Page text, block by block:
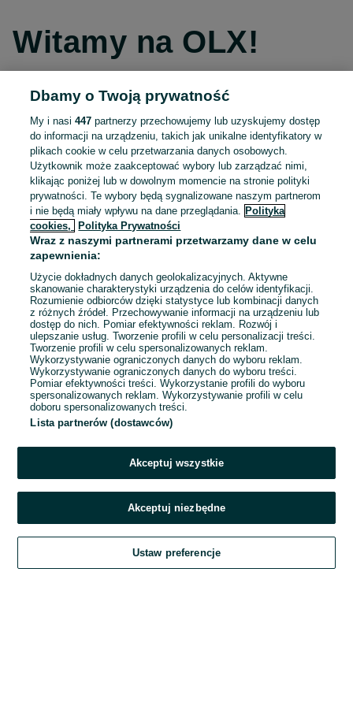
Witamy na OLX!
Kontynuuj przez Facebooka
Kontynuuj przez konto Apple
Kontynuuj przez konto Google
LUB
E-mail
Hasło
Zaloguj się
Kontynuując za pośrednictwem jednego z dostawców wskazanych powyżej,
OLX.pl w jego aktualnym brzmieniu.
Dbamy o Twoją prywatność
My i nasi447 partnerzy przechowujemy lub uzyskujemy dostęp
do informacji na urządzeniu, takich jak unikalne identyfikatory w
plikach cookie w celu przetwarzania danych osobowych.
Użytkownik może zaakceptować wybory lub zarządzać nimi,
klikając poniżej lub w dowolnym momencie na stronie polityki
prywatności. Te wybory będą sygnalizowane naszym partnerom
i nie będą miały wpływu na dane przeglądania.
Polityka
cookies,
Polityka Prywatności
Wraz z naszymi partnerami przetwarzamy dane w celu
zapewnienia:
Użycie dokładnych danych geolokalizacyjnych. Aktywne
skanowanie charakterystyki urządzenia do celów identyfikacji.
Rozumienie odbiorców dzięki statystyce lub kombinacji danych
z różnych źródeł. Przechowywanie informacji na urządzeniu lub
dostęp do nich. Pomiar efektywności reklam. Rozwój i
ulepszanie usług. Tworzenie profili w celu personalizacji treści.
Tworzenie profili w celu spersonalizowanych reklam.
Wykorzystywanie ograniczonych danych do wyboru reklam.
Wykorzystywanie ograniczonych danych do wyboru treści.
Pomiar efektywności treści. Wykorzystanie profili do wyboru
spersonalizowanych reklam. Wykorzystywanie profili w celu
doboru spersonalizowanych treści.
Lista partnerów (dostawców)
Akceptuj wszystkie
Akceptuj niezbędne
Ustaw preferencje